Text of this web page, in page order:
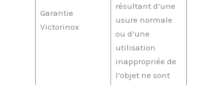
Garantie
Victorinox
résultant d’une
usure normale
ou d’une
utilisation
inappropriée de
l’objet ne sont